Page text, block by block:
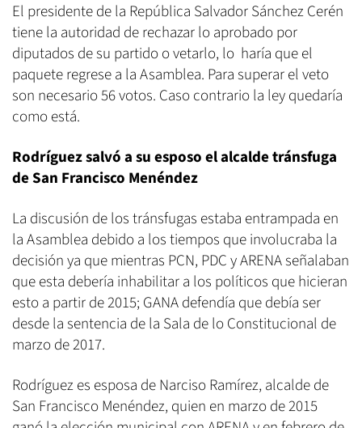
El presidente de la República Salvador Sánchez Cerén
tiene la autoridad de rechazar lo aprobado por
diputados de su partido o vetarlo, lo haría que el
paquete regrese a la Asamblea. Para superar el veto
son necesario 56 votos. Caso contrario la ley quedaría
como está.
Rodríguez salvó a su esposo el alcalde tránsfuga
de San Francisco Menéndez
La discusión de los tránsfugas estaba entrampada en
la Asamblea debido a los tiempos que involucraba la
decisión ya que mientras PCN, PDC y ARENA señalaban
que esta debería inhabilitar a los políticos que hicieran
esto a partir de 2015; GANA defendía que debía ser
desde la sentencia de la Sala de lo Constitucional de
marzo de 2017.
Rodríguez es esposa de Narciso Ramírez, alcalde de
San Francisco Menéndez, quien en marzo de 2015